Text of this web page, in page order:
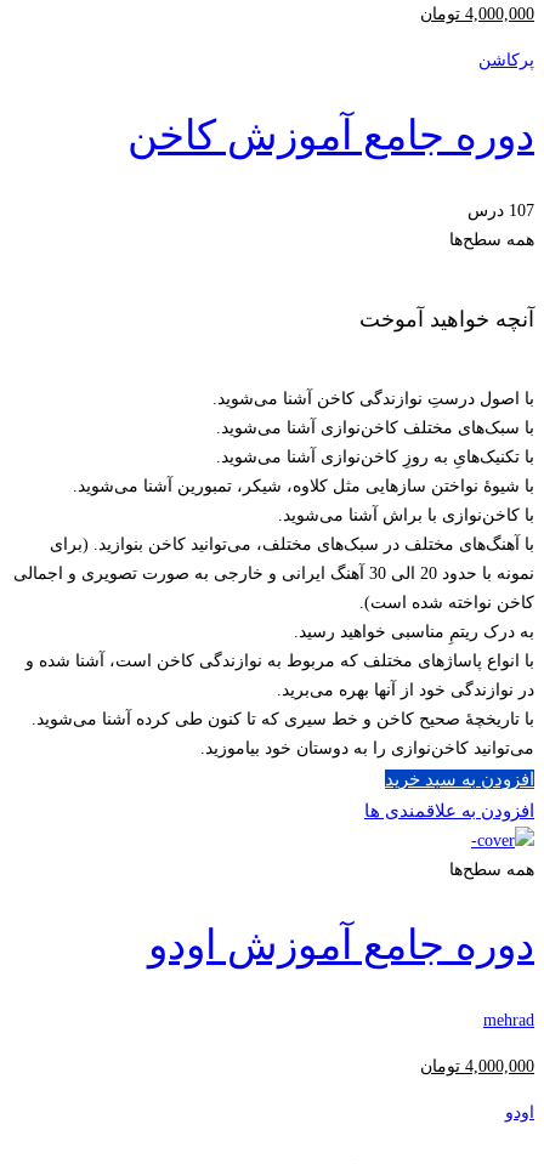
4,000,000 تومان
پرکاشن
دوره جامع آموزش کاخن
107 درس
همه سطح‌ها
آنچه خواهید آموخت
با اصول درستِ نوازندگی کاخن آشنا می‌شوید.
با سبک‌های مختلف کاخن‌نوازی آشنا می‌شوید.
با تکنیک‌هایِ به روزِ کاخن‌نوازی آشنا می‌شوید.
با شیوۀ نواختن سازهایی مثل کلاوه، شیکر، تمبورین آشنا می‌شوید.
با کاخن‌نوازی با براش آشنا می‌شوید.
با آهنگ‌های مختلف در سبک‌های مختلف، می‌توانید کاخن بنوازید. (برای
نمونه با حدود 20 الی 30 آهنگ ایرانی و خارجی به صورت تصویری و اجمالی
کاخن نواخته شده است).
به درک ریتمِ مناسبی خواهید رسید.
با انواع پاساژهای مختلف که مربوط به نوازندگی کاخن است، آشنا شده و
در نوازندگی خود از آنها بهره می‌برید.
با تاریخچۀ صحیح کاخن و خط سیری که تا کنون طی کرده آشنا می‌شوید.
می‌توانید کاخن‌نوازی را به دوستان خود بیاموزید.
افزودن به سبد خرید
افزودن به علاقمندی ها
همه سطح‌ها
دوره جامع آموزش اودو
mehrad
4,000,000 تومان
اودو